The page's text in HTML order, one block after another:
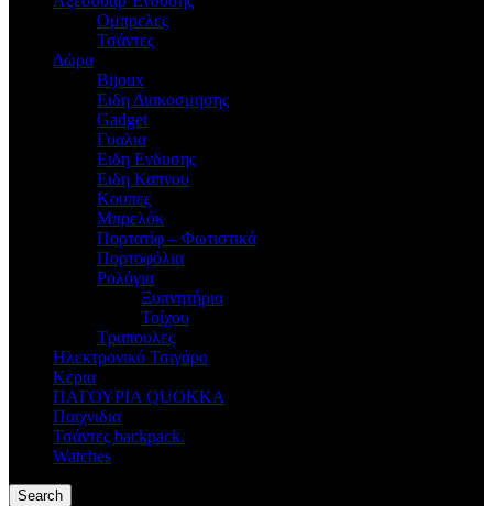
Oμπρελες
Τσάντες
Δώρα
Bijoux
Eιδη Διακοσμησης
Gadget
Γυαλια
Ειδη Ενδυσης
Ειδη Καπνου
Κουπες
Μπρελόκ
Πορτατίφ – Φωτιστικά
Πορτοφόλια
Ρολόγια
Ξυπνητήρια
Τοίχου
Τραπουλες
Ηλεκτρονικό Τσιγάρο
Κερια
ΠΑΓΟΥΡΙΑ QUOKKA
Παιχνιδια
Τσάντες backpack.
Watches
Search